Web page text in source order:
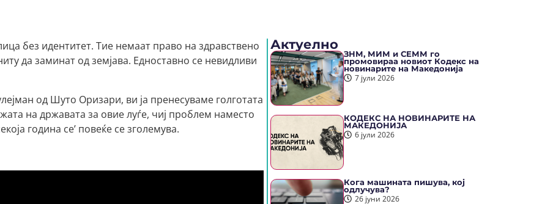
без идентитет. Тие немаат право на здравствено
да заминат од земјава. Едноставно се невидливи
од Шуто Оризари, ви ја пренесуваме голготата
на државата за овие луѓе, чиј проблем наместо
година се’ повеќе се зголемува.
Актуелно
ЗНМ, МИМ и СЕММ го
промовираа новиот Кодекс на
новинарите на Македонија
7 јули 2026
КОДЕКС НА НОВИНАРИТЕ НА
МАКЕДОНИЈА
6 јули 2026
Кога машината пишува, кој
одлучува?
26 јуни 2026